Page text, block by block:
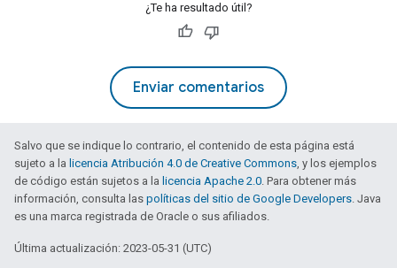
¿Te ha resultado útil?
Enviar comentarios
Salvo que se indique lo contrario, el contenido de esta página está
sujeto a la licencia Atribución 4.0 de Creative Commons, y los ejemplos
de código están sujetos a la licencia Apache 2.0. Para obtener más
información, consulta las políticas del sitio de Google Developers. Java
es una marca registrada de Oracle o sus afiliados.
Última actualización: 2023-05-31 (UTC)